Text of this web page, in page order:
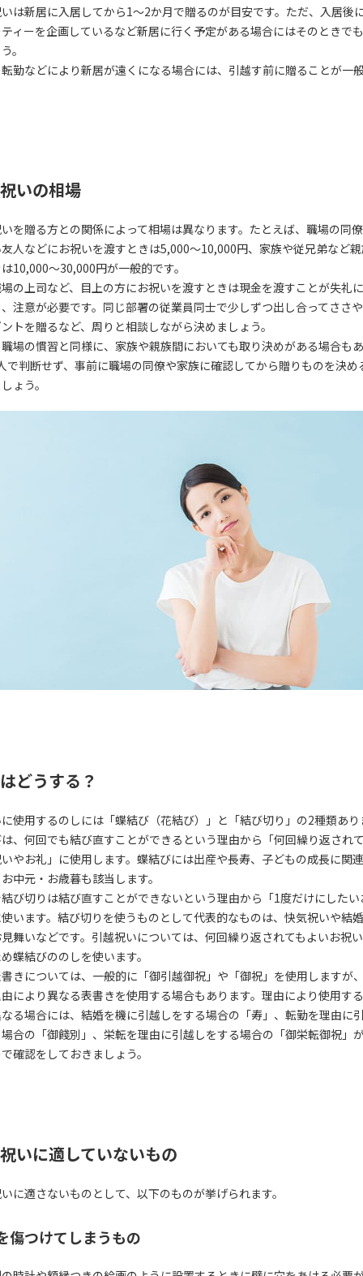
は新居に入居してから1〜2か月で贈るのが目安です。ただ、入居後
ィーを企画しているなど新居に行く予定がある場合にはそのときで
。
勤などにより新居が遠くになる場合には、引越す前に贈ることが一
いの相場
を贈る方との関係によって相場は異なります。たとえば、職場の同
人などにお祝いを渡すときは5,000〜10,000円、家族や従兄弟など
10,000〜30,000円が一般的です。
の上司など、目上の方にお祝いを渡すときは現金を渡すことが失礼
注意が必要です。同じ部署の従業員同士で少しずつ出し合ってささ
トを贈るなど、周りと相談しながら決めましょう。
場の慣習と同様に、家族や親族間においても取り決めがある場合も
で判断せず、事前に職場の同僚や家族に確認してから贈りものを決め
ょう。
どうする？
使用するのしには「蝶結び（花結び）」と「結び切り」の2種類あり
、何回でも結び直すことができるという理由から「何回繰り返され
やお礼」に使用します。蝶結びには出産や長寿、子どもの成長に関
中元・お歳暮も該当します。
び切りは結び直すことができないという理由から「1度だけにしたい
います。結び切りを使うものとして代表的なものは、快気祝いや結
舞いなどです。引越祝いについては、何回繰り返されてもよいお祝
蝶結びののしを使います。
きについては、一般的に「御引越御祝」や「御祝」を使用しますが
により異なる表書きを使用する場合もあります。理由により使用す
る場合には、結婚を機に引越しをする場合の「寿」、転勤を理由に
合の「御餞別」、栄転を理由に引越しをする場合の「御栄転御祝」
確認をしておきましょう。
いに適していないもの
に適さないものとして、以下のものが挙げられます。
傷つけてしまうもの